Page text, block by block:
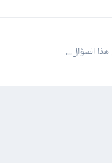
السؤال...